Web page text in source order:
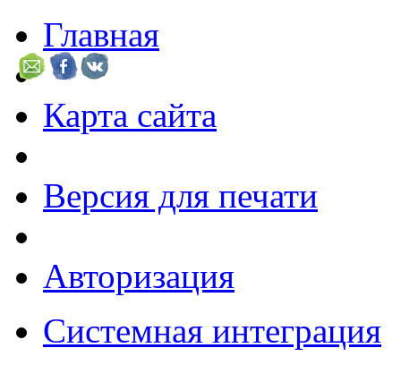
Главная
Карта сайта
Версия для печати
Авторизация
Системная интеграция